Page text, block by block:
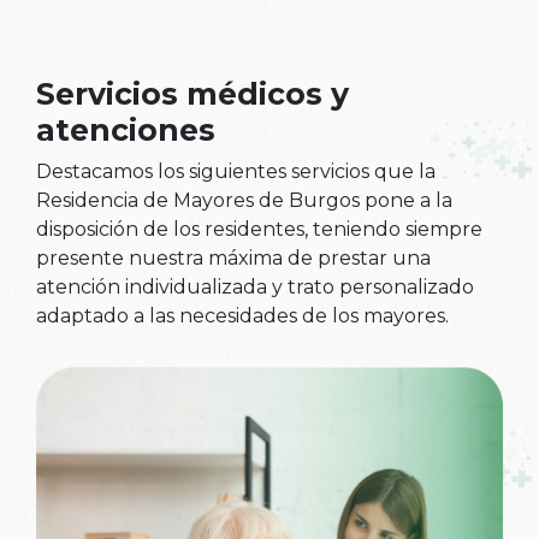
Servicios médicos y
atenciones
Destacamos los siguientes servicios que la
Residencia de Mayores de Burgos pone a la
disposición de los residentes, teniendo siempre
presente nuestra máxima de prestar una
atención individualizada y trato personalizado
adaptado a las necesidades de los mayores.